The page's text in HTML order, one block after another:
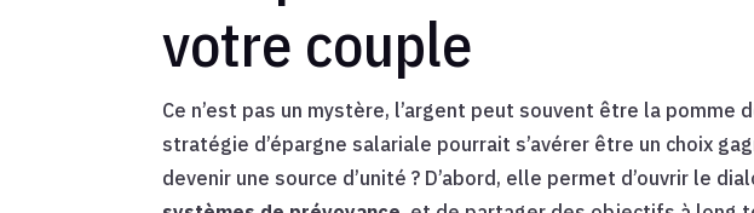
votre couple
Ce n’est pas un mystère, l’argent peut souvent être la
stratégie d’épargne salariale pourrait s’avérer être un choix
devenir une source d’unité ? D’abord, elle permet d’ouvrir le